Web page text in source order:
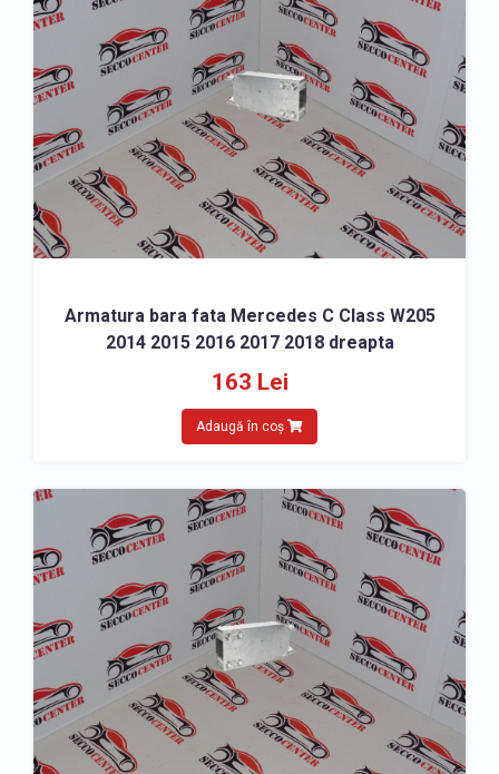
» Capac oglinda Mercedes C Class 2014-2018
» Semnalizator oglinda Mercedes C Class 2014-2018
SCUTURI, APARATORI NOROI
» Scut bara fata Mercedes C Class 2014-2018
» Scut motor Mercedes C Class 2014-2018
» Scut cutie viteze Mercedes C Class 2014-2018
» Carenaj roata fata Mercedes C Class 2014-2018
ACCESORII
» Covorase Mercedes C Class 2014-2018
» Accesorii caroserie Mercedes C Class 2014-2018
Armatura bara fata Mercedes C Class W205
2014 2015 2016 2017 2018 dreapta
163 Lei
Adaugă în coș